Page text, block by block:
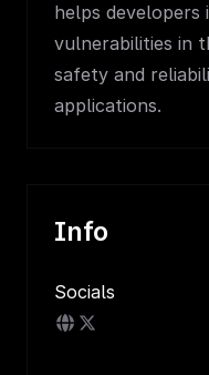
helps developers
vulnerabilities in
safety and
applications.
Info
Socials